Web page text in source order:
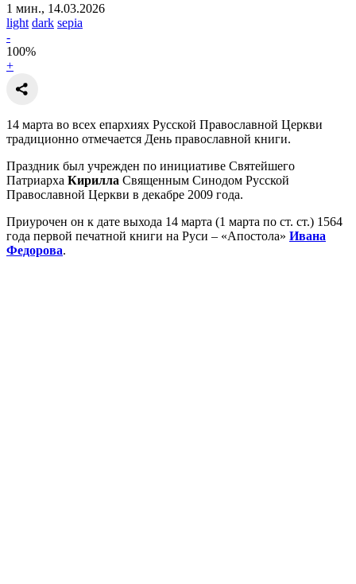
1 мин., 14.03.2026
light dark sepia
-
100%
+
14 марта во всех епархиях Русской Православной Церкви
традиционно отмечается День православной книги.
Праздник был учрежден по инициативе Святейшего
Патриарха Кирилла Священным Синодом Русской
Православной Церкви в декабре 2009 года.
Приурочен он к дате выхода 14 марта (1 марта по ст. ст.) 1564
года первой печатной книги на Руси – «Апостола» Ивана
Федорова.